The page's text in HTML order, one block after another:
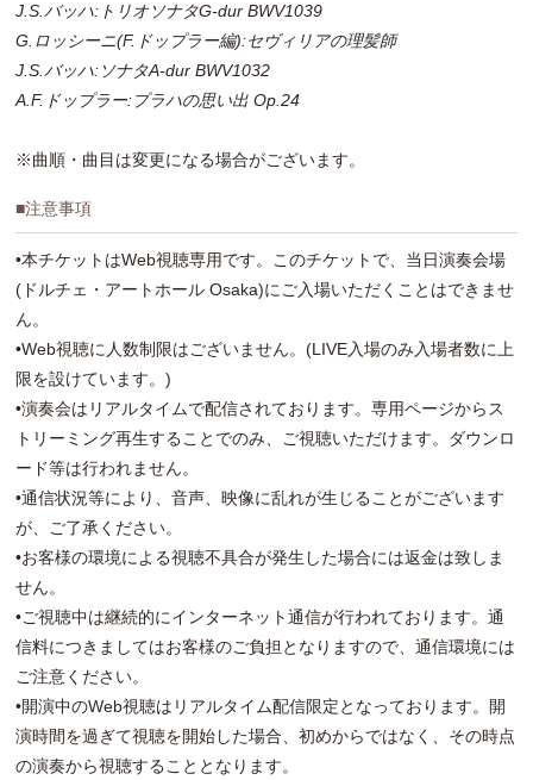
J.S.バッハ:トリオソナタG-dur BWV1039
G.ロッシーニ(F.ドップラー編):セヴィリアの理髪師
J.S.バッハ:ソナタA-dur BWV1032
A.F.ドップラー:プラハの思い出 Op.24
※曲順・曲目は変更になる場合がございます。
■注意事項
•本チケットはWeb視聴専用です。このチケットで、当日演奏会場
(ドルチェ・アートホール Osaka)にご入場いただくことはできませ
ん。
•Web視聴に人数制限はございません。(LIVE入場のみ入場者数に上
限を設けています。)
•演奏会はリアルタイムで配信されております。専用ページからス
トリーミング再生することでのみ、ご視聴いただけます。ダウンロ
ード等は行われません。
•通信状況等により、音声、映像に乱れが生じることがございます
が、ご了承ください。
•お客様の環境による視聴不具合が発生した場合には返金は致しま
せん。
•ご視聴中は継続的にインターネット通信が行われております。通
信料につきましてはお客様のご負担となりますので、通信環境には
ご注意ください。
•開演中のWeb視聴はリアルタイム配信限定となっております。開
演時間を過ぎて視聴を開始した場合、初めからではなく、その時点
の演奏から視聴することとなります。